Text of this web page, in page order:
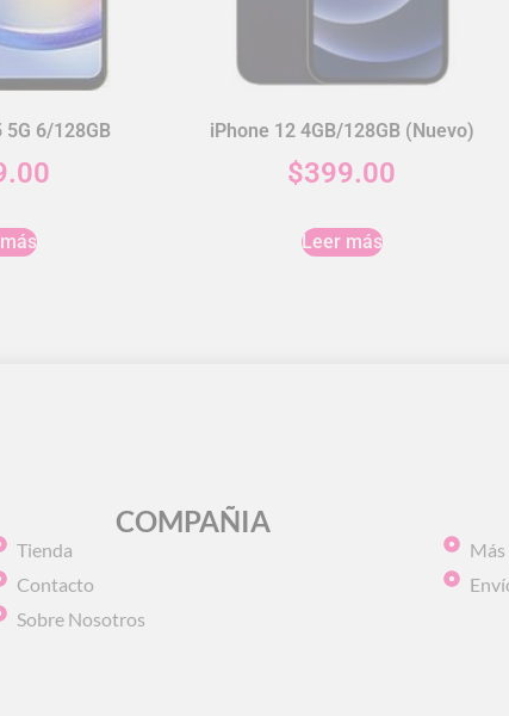
6/128GB iPhone 12 4GB/128GB (Nuevo)
$399.00
Leer más
COMPAÑIA
Tienda
Contacto
Sobre Nosotros